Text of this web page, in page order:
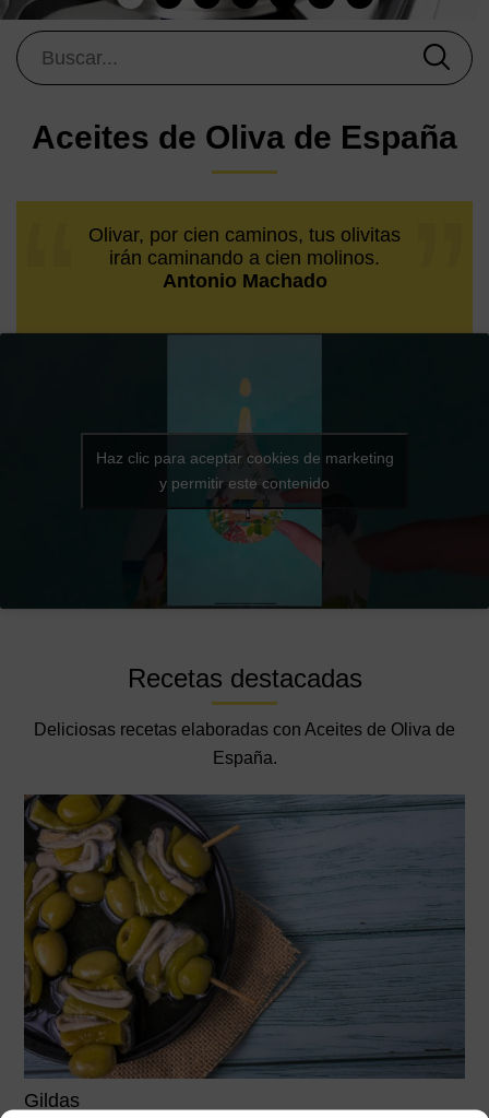
Aceites de Oliva de España
Olivar, por cien caminos, tus olivitas
irán caminando a cien molinos.
Antonio Machado
Haz clic para aceptar cookies de marketing
y permitir este contenido
Recetas destacadas
Deliciosas recetas elaboradas con Aceites de Oliva de
España.
Gildas